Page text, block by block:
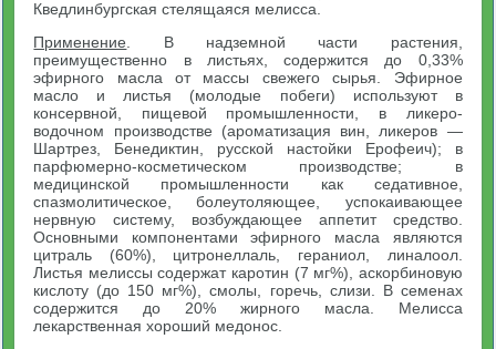
Кведлинбургская стелящаяся мелисса.
Применение . В надземной части растения,
преимущественно в листьях, содержится до 0,33%
эфирного масла от массы свежего сырья. Эфирное
масло и листья (молодые побеги) используют в
консервной, пищевой промышленности, в ликеро-
водочном производстве (ароматизация вин, ликеров —
Шартрез, Бенедиктин, русской настойки Ерофеич); в
парфюмерно-косметическом производстве; в
медицинской промышленности как седативное,
спазмолитическое, болеутоляющее, успокаивающее
нервную систему, возбуждающее аппетит средство.
Основными компонентами эфирного масла являются
цитраль (60%), цитронеллаль, гераниол, линалоол.
Листья мелиссы содержат каротин (7 мг%), аскорбиновую
кислоту (до 150 мг%), смолы, горечь, слизи. В семенах
содержится до 20% жирного масла. Мелисса
лекарственная хороший медонос.